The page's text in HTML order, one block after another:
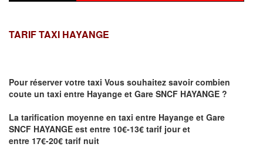
TARIF TAXI HAYANGE
Pour réserver votre taxi Vous souhaitez savoircombien
coute un taxi entre Hayange et Gare SNCF HAYANGE ?
La tarification moyenne en taxi entre Hayange et Gare
SNCF HAYANGE est entre 10€-13€ tarif jour et
entre 17€-20€ tarif nuit